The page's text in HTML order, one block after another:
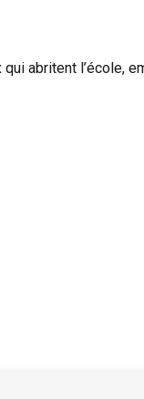
abritent l’école,